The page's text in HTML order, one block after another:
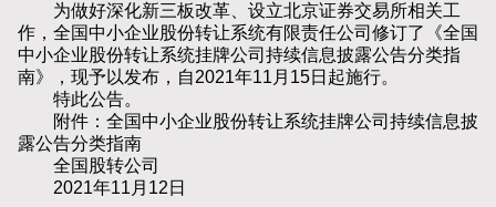
为做好深化新三板改革、设立北京证券交易所相关工
作，全国中小企业股份转让系统有限责任公司修订了《全国
中小企业股份转让系统挂牌公司持续信息披露公告分类指
南》，现予以发布，自2021年11月15日起施行。
特此公告。
附件：全国中小企业股份转让系统挂牌公司持续信息披
露公告分类指南
全国股转公司
2021年11月12日